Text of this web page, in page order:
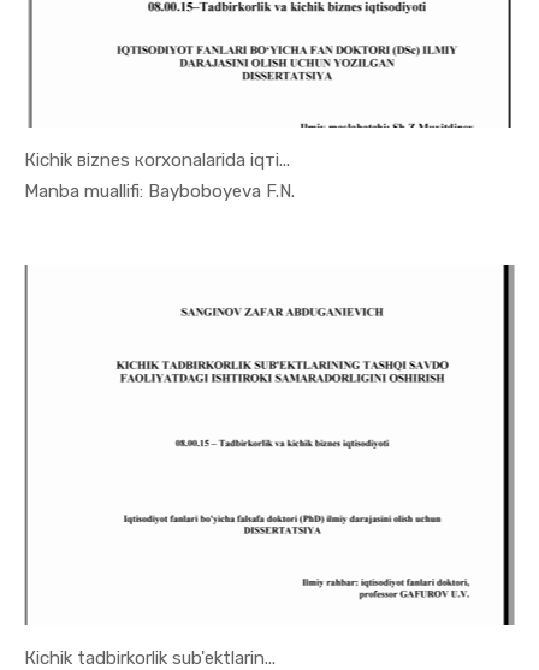
Кichik вiznes коrхоnalarida iqтi...
Manba muallifi: Bayboboyeva F.N.
In Tadbirk...
Кichik tadbirkorlik sub'ektlarin...